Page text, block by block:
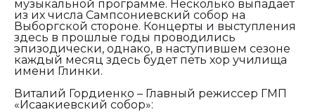
музыкальной программе. Несколько выпадает
из их числа Сампсониевский собор на
Выборгской стороне. Концерты и выступления
здесь в прошлые годы проводились
эпизодически, однако, в наступившем сезоне
каждый месяц здесь будет петь хор училища
имени Глинки.
Виталий Гордиенко – Главный режиссер ГМП
«Исаакиевский собор»: